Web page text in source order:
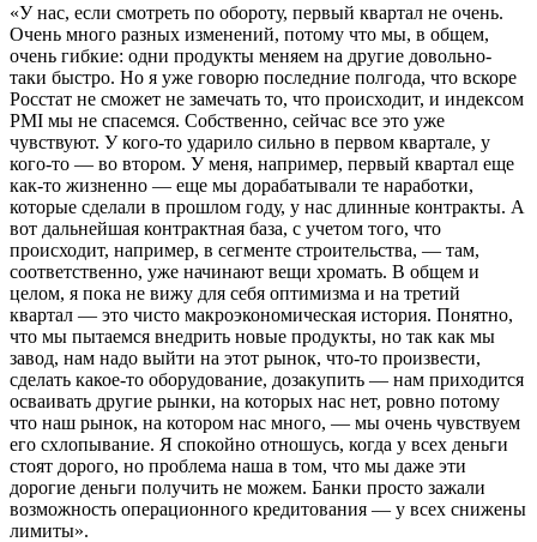
«У нас, если смотреть по обороту, первый квартал не очень.
Очень много разных изменений, потому что мы, в общем,
очень гибкие: одни продукты меняем на другие довольно-
таки быстро. Но я уже говорю последние полгода, что вскоре
Росстат не сможет не замечать то, что происходит, и индексом
PMI мы не спасемся. Собственно, сейчас все это уже
чувствуют. У кого-то ударило сильно в первом квартале, у
кого-то — во втором. У меня, например, первый квартал еще
как-то жизненно — еще мы дорабатывали те наработки,
которые сделали в прошлом году, у нас длинные контракты. А
вот дальнейшая контрактная база, с учетом того, что
происходит, например, в сегменте строительства, — там,
соответственно, уже начинают вещи хромать. В общем и
целом, я пока не вижу для себя оптимизма и на третий
квартал — это чисто макроэкономическая история. Понятно,
что мы пытаемся внедрить новые продукты, но так как мы
завод, нам надо выйти на этот рынок, что-то произвести,
сделать какое-то оборудование, дозакупить — нам приходится
осваивать другие рынки, на которых нас нет, ровно потому
что наш рынок, на котором нас много, — мы очень чувствуем
его схлопывание. Я спокойно отношусь, когда у всех деньги
стоят дорого, но проблема наша в том, что мы даже эти
дорогие деньги получить не можем. Банки просто зажали
возможность операционного кредитования — у всех снижены
лимиты».